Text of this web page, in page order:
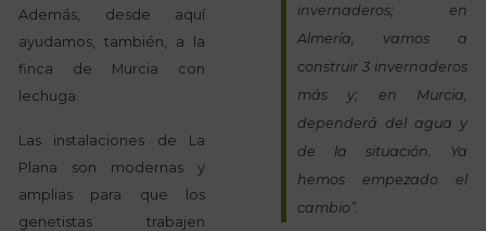
Además, desde aquí
ayudamos, también, a la
finca de Murcia con
lechuga.
Las instalaciones de La
Plana son modernas y
amplias para que los
genetistas trabajen
invernaderos; en
Almería, vamos a
construir 3 invernaderos
más y; en Murcia,
dependerá del agua y
de la situación. Ya
hemos empezado el
cambio”.